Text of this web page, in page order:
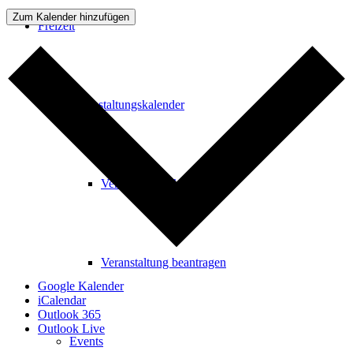
Freizeit
Veranstaltungskalender
Veranstaltungskalender
Veranstaltung beantragen
Events
Zum Kalender hinzufügen
Google Kalender
iCalendar
Outlook 365
Outlook Live